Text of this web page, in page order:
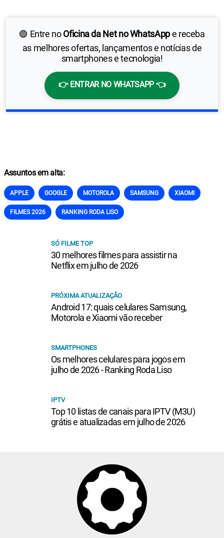
🟢 Entre noOficina da Net no WhatsAppe receba
as melhores ofertas, lançamentos e notícias de
smartphones e tecnologia!
👉 ENTRAR NO WHATSAPP 👈
Assuntos em alta:
APPLE GOOGLE MOTOROLA SAMSUNG XIAOMI
FILMES 2026 RANKING RODA LISO
SÓ FILME TOP
30 melhores filmes para assistir na
Netflix em julho de 2026
PRÓXIMA ATUALIZAÇÃO
Android 17: quais celulares Samsung,
Motorola e Xiaomi vão receber
SMARTPHONES
Os melhores celulares para jogos em
julho de 2026 - Ranking Roda Liso
IPTV
Top 10 listas de canais para IPTV (M3U)
grátis e atualizadas em julho de 2026